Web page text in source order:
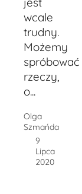
wcale
trudny.
Możemy
spróbować
rzeczy,
o...
Olga
Szmańda
9
Lipca
2020